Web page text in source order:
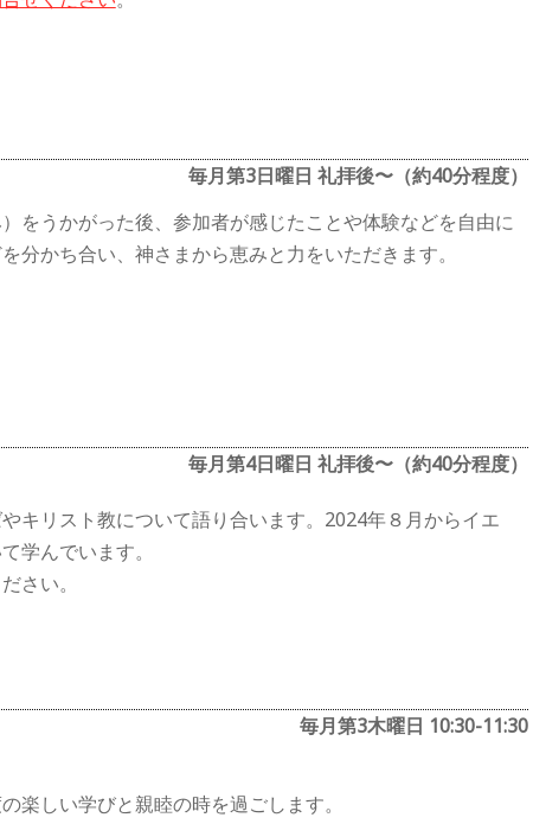
毎月第3日曜日 礼拝後〜（約40分程度）
をうかがった後、参加者が感じたことや体験などを自由に
かち合い、神さまから恵みと力をいただきます。
毎月第4日曜日 礼拝後〜（約40分程度）
キリスト教について語り合います。2024年８月からイエ
学んでいます。
さい。
毎月第3木曜日 10:30-11:30
楽しい学びと親睦の時を過ごします。